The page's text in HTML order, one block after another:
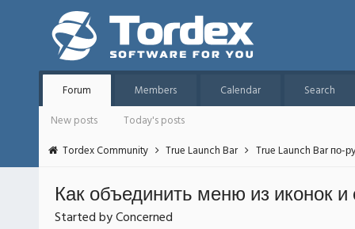
Forum Members Calendar
Search
New posts
Today's posts
Tordex Community
True Launch Bar True Launch Bar по-
Как объединить меню из иконок
Started by Concerned